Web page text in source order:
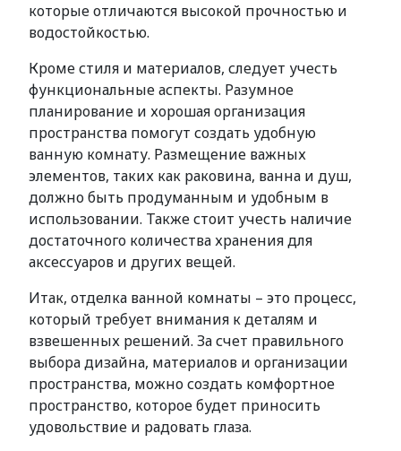
которые отличаются высокой прочностью и
водостойкостью.
Кроме стиля и материалов, следует учесть
функциональные аспекты. Разумное
планирование и хорошая организация
пространства помогут создать удобную
ванную комнату. Размещение важных
элементов, таких как раковина, ванна и душ,
должно быть продуманным и удобным в
использовании. Также стоит учесть наличие
достаточного количества хранения для
аксессуаров и других вещей.
Итак, отделка ванной комнаты – это процесс,
который требует внимания к деталям и
взвешенных решений. За счет правильного
выбора дизайна, материалов и организации
пространства, можно создать комфортное
пространство, которое будет приносить
удовольствие и радовать глаза.